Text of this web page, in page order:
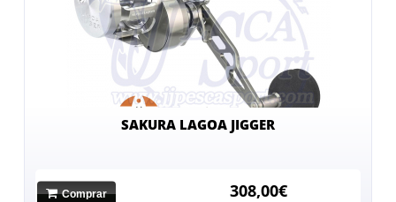
SAKURA LAGOA JIGGER
Comprar 308,00€